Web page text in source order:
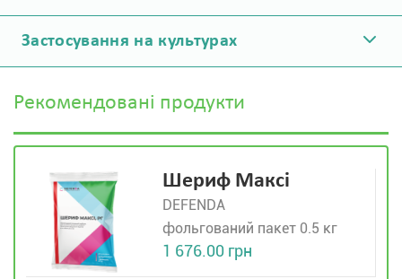
Застосування на культурах
Рекомендовані продукти
Шериф Максі
DEFENDA
фольгований пакет 0.5 кг
1 676.00 грн